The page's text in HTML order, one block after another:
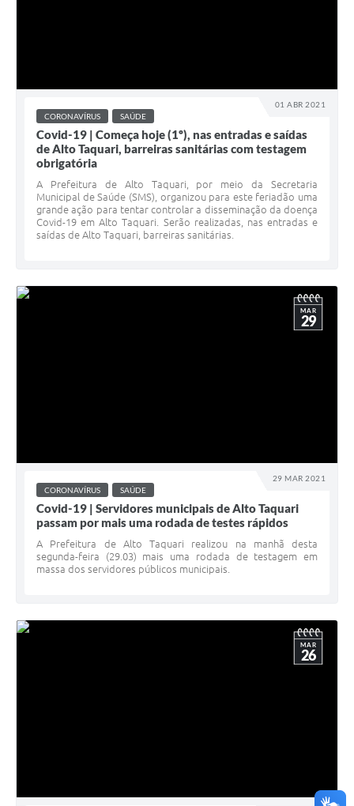
01 ABR 2021
CORONAVÍRUS SAÚDE
Covid-19 | Começa hoje (1º), nas entradas e saídas
de Alto Taquari, barreiras sanitárias com testagem
obrigatória
A Prefeitura de Alto Taquari, por meio da Secretaria
Municipal de Saúde (SMS), organizou para este feriadão uma
grande ação para tentar controlar a disseminação da doença
Covid-19 em Alto Taquari. Serão realizadas, nas entradas e
saídas de Alto Taquari, barreiras sanitárias.
29 MAR 2021
MAR
29
CORONAVÍRUS SAÚDE
Covid-19 | Servidores municipais de Alto Taquari
passam por mais uma rodada de testes rápidos
A Prefeitura de Alto Taquari realizou na manhã desta
segunda-feira (29.03) mais uma rodada de testagem em
massa dos servidores públicos municipais.
MAR
26